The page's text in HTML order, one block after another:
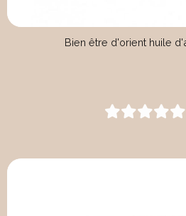
Bien être d'orient huile